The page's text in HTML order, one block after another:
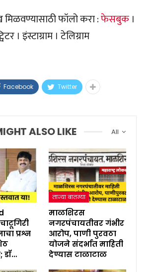
फॉलो करा :फेसबुक ।
। इंस्टाग्राम । टेलिग्राम
Facebook Twitter
All
ALSO LIKE
प्रश्न
डॉ…
ताज्या बातम्या
माळशिरस
नगरपंचायतीवर गंभीर
आरोप, पाणी पुरवठा
योजने संदर्भात माहिती
देण्यास टाळाटाळ